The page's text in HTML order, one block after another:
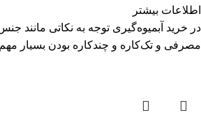
اطلاعات بیشتر
در خرید آبمیوه‌گیری توجه به نکاتی مانند
مصرفی و تک‌کاره و چندکاره بودن بسیار مهم